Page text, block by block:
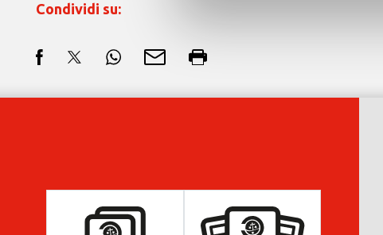
Condividi su: